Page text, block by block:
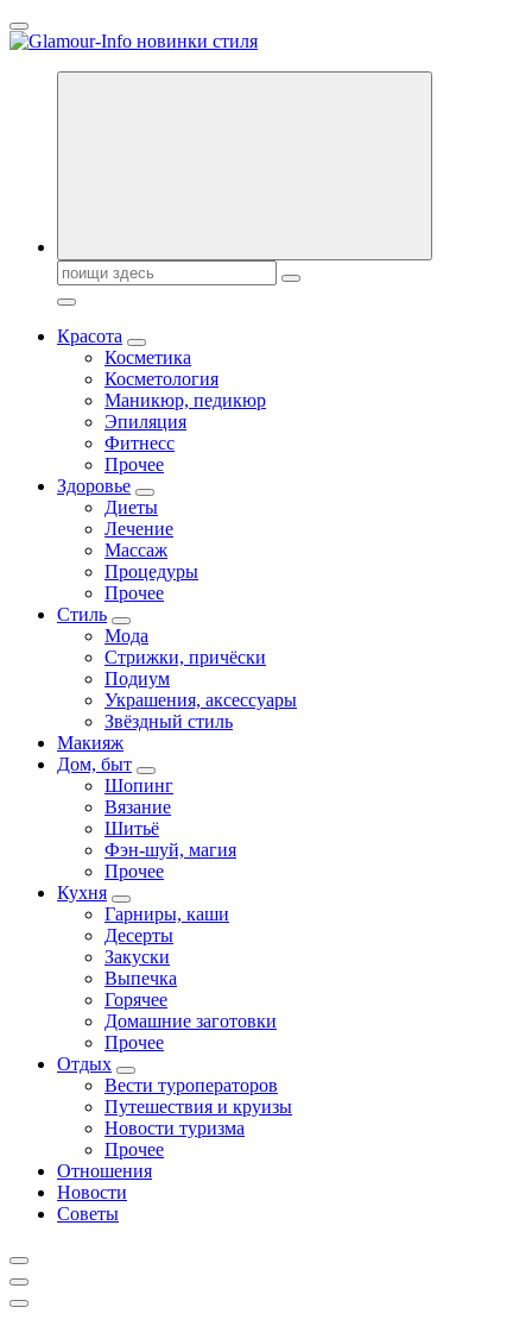
Перейти
к
Секреты молодости, красоты и долголетия. Гламурный журнал
Поиск:
Красота
Косметика
Косметология
Маникюр, педикюр
Эпиляция
Фитнесс
Прочее
Здоровье
Диеты
Лечение
Массаж
Процедуры
Прочее
Стиль
Мода
Стрижки, причёски
Подиум
Украшения, аксессуары
Звёздный стиль
Макияж
Дом, быт
Шопинг
Вязание
Шитьё
Фэн-шуй, магия
Прочее
Кухня
Гарниры, каши
Десерты
Закуски
Выпечка
Горячее
Домашние заготовки
Прочее
Отдых
Вести туроператоров
Путешествия и круизы
Новости туризма
Прочее
Отношения
Новости
Советы